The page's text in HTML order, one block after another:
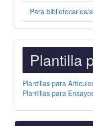
Para bibliotecarios/
PARA
AUTORES
Plantilla
Plantillas para
Plantillas para